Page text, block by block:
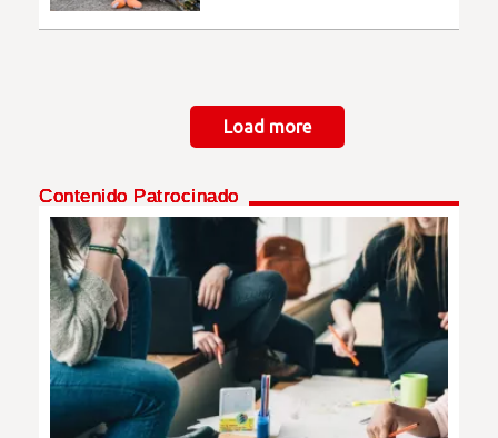
Load more
Contenido Patrocinado